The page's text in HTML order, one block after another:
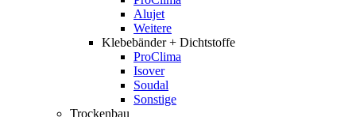
Alujet
Weitere
Klebebänder + Dichtstoffe
ProClima
Isover
Soudal
Sonstige
Trockenbau